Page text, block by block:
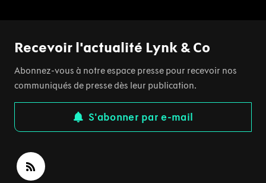
Recevoir l'actualité Lynk & Co
Abonnez-vous à notre espace presse pour recevoir nos
communiqués de presse dès leur publication.
S'abonner par e-mail